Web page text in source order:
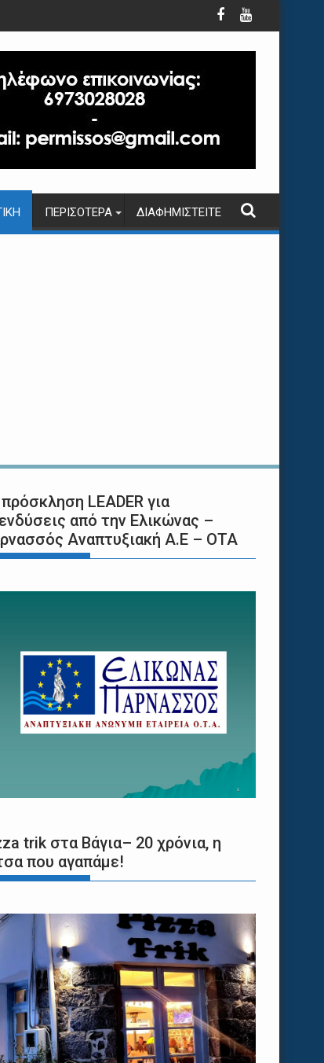
ΠΕΡΙΣΌΤΕΡΑ ΔΙΑΦΗΜΙΣΤΕΊΤΕ
LEADER για
από την Ελικώνας –
Αναπτυξιακή Α.Ε – ΟΤΑ
trik στα Βάγια– 20 χρόνια, η
που αγαπάμε!